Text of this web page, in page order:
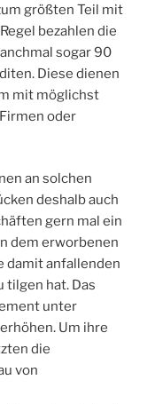
größten Teil mit
bezahlen die
sogar 90
Diese dienen
mit möglichst
oder
an solchen
deshalb auch
gern mal ein
dem erworbenen
damit anfallenden
tilgen hat. Das
unter
Um ihre
die
von